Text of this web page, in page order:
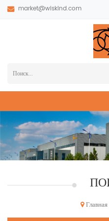
market@wiskind.com
Главная